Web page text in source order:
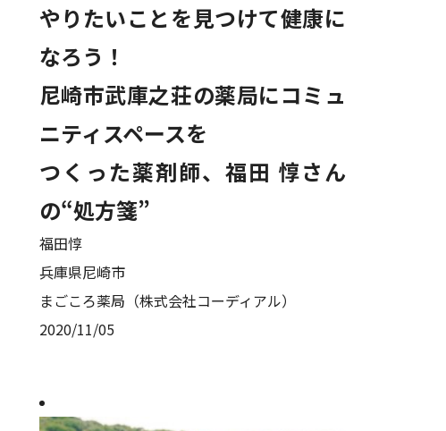
やりたいことを見つけて健康に
なろう！
尼崎市武庫之荘の薬局にコミュ
ニティスペースを
つくった薬剤師、福田 惇さん
の“処方箋”
福田惇
兵庫県尼崎市
まごころ薬局（株式会社コーディアル）
2020/11/05